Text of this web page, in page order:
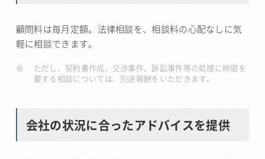
顧問料は毎月定額。法律相談を、相談料の心配なしに気
軽に相談できます。
ただし、契約書作成、交渉事件、訴訟事件等の処理に時間を
要する相談については、別途報酬をいただきます。
会社の状況に合ったアドバイスを提供